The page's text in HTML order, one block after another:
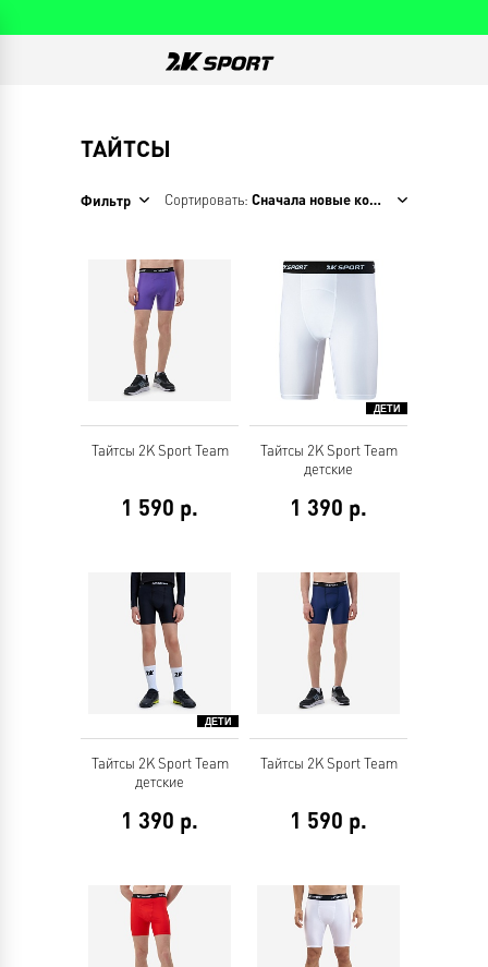
ТАЙТСЫ
Фильтр Сортировать: Сначала новые коллекции
Тайтсы 2K Sport Team
1 590 р.
Тайтсы 2K Sport Team
детские
1 390 р.
Тайтсы 2K Sport Team
детские
1 390 р.
Тайтсы 2K Sport Team
1 590 р.